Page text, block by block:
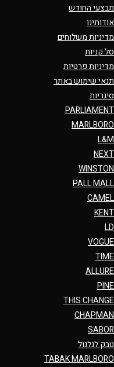
מבצעי החודש
אודותינו
מדיניות משלוחים
סל קניות
מדיניות פרטיות
תנאי שימוש באתר
סיגריות
PARLIAMENT
MARLBORO
L&M
NEXT
WINSTON
PALL MALL
CAMEL
KENT
LD
VOGUE
TIME
ALLURE
PINE
THIS CHANGE
CHAPMAN
SABOR
טבק לגלגול
TABAK MARLBORO